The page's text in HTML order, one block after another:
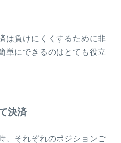
は負けにくくするために非
単にできるのはとても役立
決済
、それぞれのポジションご